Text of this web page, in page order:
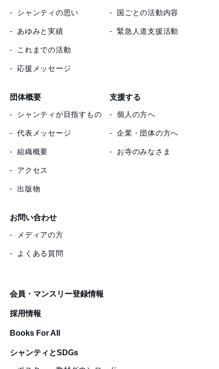
シャンティの思い
あゆみと実績
これまでの活動
応援メッセージ
国ごとの活動内容
緊急人道支援活動
団体概要
シャンティが目指すもの
代表メッセージ
組織概要
アクセス
出版物
支援する
個人の方へ
企業・団体の方へ
お寺のみなさま
お問い合わせ
メディアの方
よくある質問
会員・マンスリー登録情報
採用情報
Books For All
シャンティとSDGs